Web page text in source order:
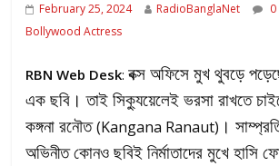
February 25, 2024 RadioBanglaNet
Bollywood Actress
RBN Web Desk:বক্স অফিসে মুখ থুবড়ে
এক ছবি। তাই সিক্যুয়েলেই ভরসা রাখতে
কঙ্গনা রনৌত(Kangana Ranaut) ।
অভিনীত কোনও ছবিই নির্মাতাদের মুখে হাসি